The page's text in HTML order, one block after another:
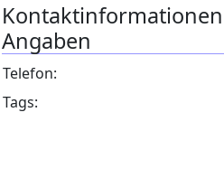
Angaben
Telefon:
Tags: